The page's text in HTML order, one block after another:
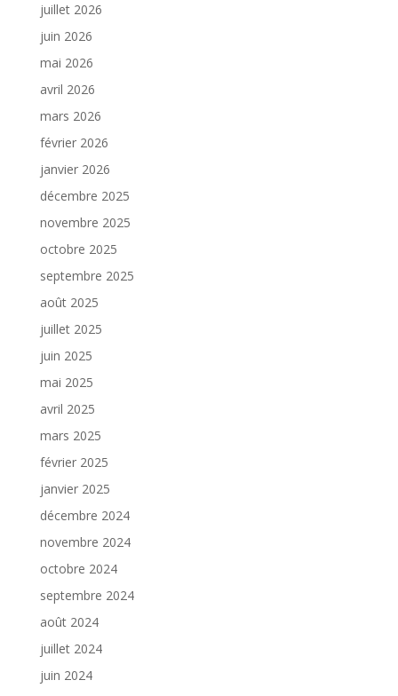
juillet 2026
juin 2026
mai 2026
avril 2026
mars 2026
février 2026
janvier 2026
décembre 2025
novembre 2025
octobre 2025
septembre 2025
août 2025
juillet 2025
juin 2025
mai 2025
avril 2025
mars 2025
février 2025
janvier 2025
décembre 2024
novembre 2024
octobre 2024
septembre 2024
août 2024
juillet 2024
juin 2024